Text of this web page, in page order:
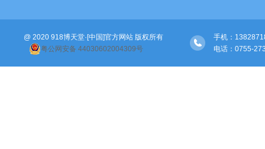
河道保洁
绿化管养
智慧环卫建设
河道保洁项目
绿化管养项目
@ 2020 918博天堂·[中国]官方网站 版权所有
粤公网安备 44030602004309号
手机：
电话：0755-